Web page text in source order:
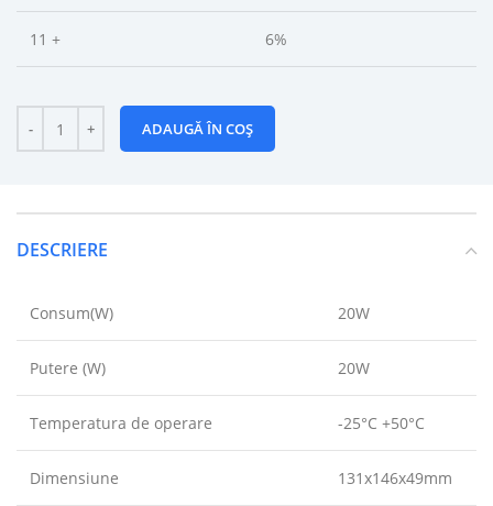
11 + 6%
ADAUGĂ ÎN COȘ
DESCRIERE
Consum(W) 20W
Putere (W) 20W
Temperatura de operare -25°C +50°C
Dimensiune 131x146x49mm